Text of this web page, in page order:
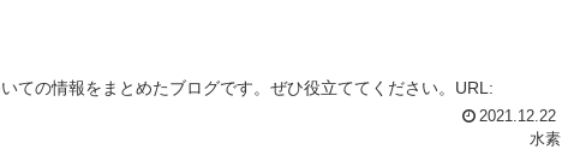
ての情報をまとめたブログです。ぜひ役立ててください。URL:
2021.12.22
水素